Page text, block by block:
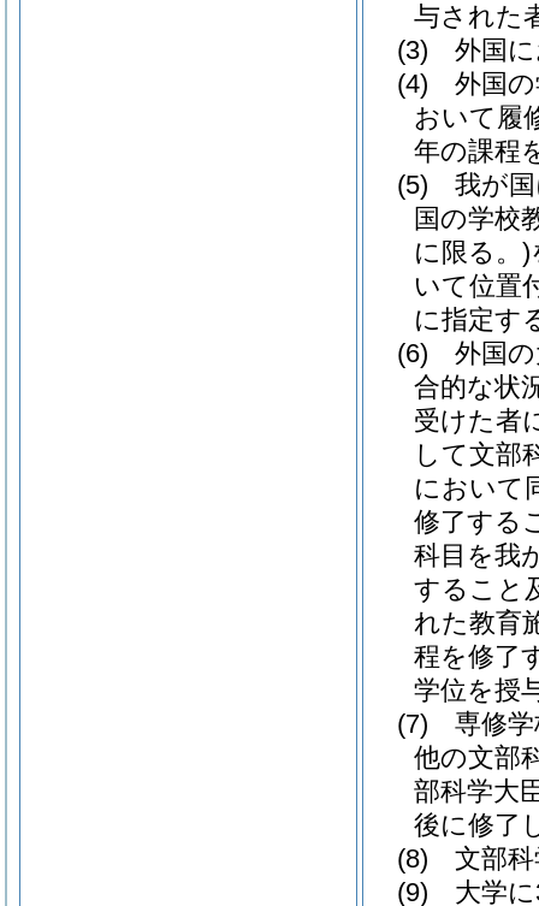
与された
(3)
外国
(4)
外国
おいて履
年の課程
(5)
我が
国の学校
に限る。)
いて位置
に指定す
(6)
外国
合的な状
受けた者
して文部
において
修了する
科目を我
すること
れた教育
程を修了
学位を授
(7)
専修
他の文部
部科学大
後に修了
(8)
文部
(9)
大学